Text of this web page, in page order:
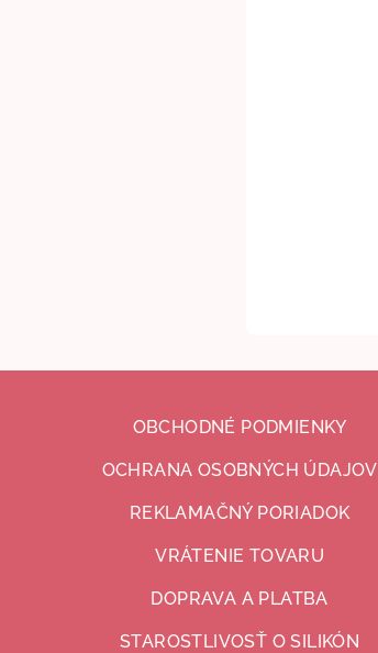
OBCHODNÉ PODMIENKY
OCHRANA OSOBNÝCH ÚDAJOV
REKLAMAČNÝ PORIADOK
VRÁTENIE TOVARU
DOPRAVA A PLATBA
STAROSTLIVOSŤ O SILIKÓN